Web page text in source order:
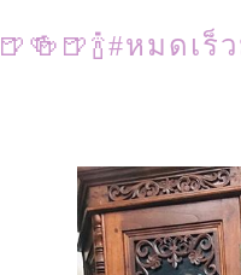
🍺🍻🍺🍾#หมดเ